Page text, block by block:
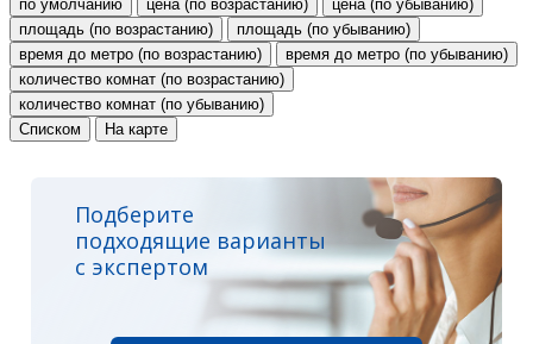
по умолчанию цена (по возрастанию)
цена (по убыванию)
площадь (по возрастанию)
площадь (по убыванию)
время до метро (по возрастанию)
время до метро (по убыванию)
количество комнат (по возрастанию)
количество комнат (по убыванию)
Списком
На карте
Подберите
подходящие варианты
с экспертом